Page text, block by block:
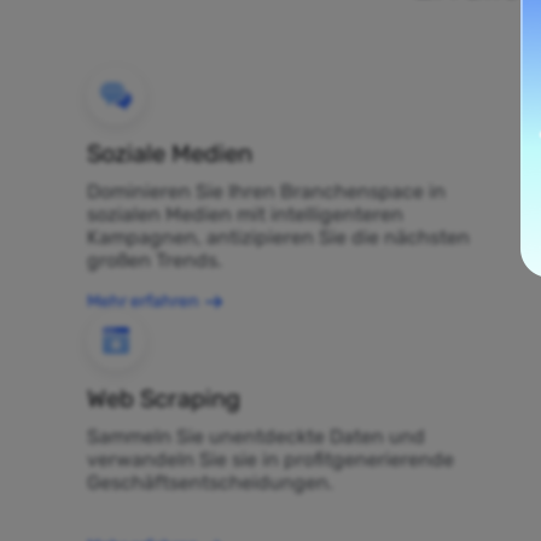
Soziale Medien
Dominieren Sie Ihren Branchenspace in
sozialen Medien mit intelligenteren
Kampagnen, antizipieren Sie die nächsten
großen Trends.
Mehr erfahren
Web Scraping
Sammeln Sie unentdeckte Daten und
verwandeln Sie sie in profitgenerierende
Geschäftsentscheidungen.